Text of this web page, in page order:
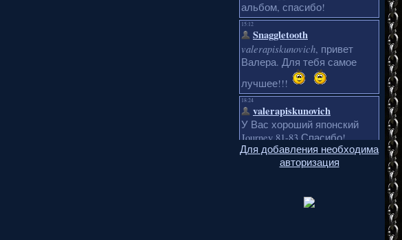
Для добавления необходима
авторизация